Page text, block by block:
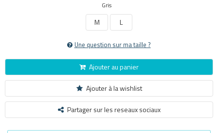
Gris
M L
Une question sur ma taille ?
Ajouter au panier
Ajouter à la wishlist
Partager sur les reseaux sociaux